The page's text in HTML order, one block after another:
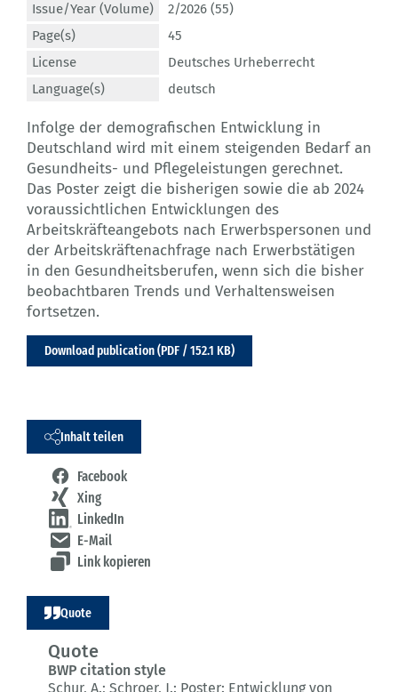
Issue/Year (Volume)
2/2026 (55)
Page(s)
45
License
Deutsches Urheberrecht
Language(s)
deutsch
Infolge der demografischen Entwicklung in
Deutschland wird mit einem steigenden Bedarf an
Gesundheits- und Pflegeleistungen gerechnet.
Das Poster zeigt die bisherigen sowie die ab 2024
voraussichtlichen Entwicklungen des
Arbeitskräfteangebots nach Erwerbspersonen und
der Arbeitskräftenachfrage nach Erwerbstätigen
in den Gesundheitsberufen, wenn sich die bisher
beobachtbaren Trends und Verhaltensweisen
fortsetzen.
Download publication (PDF / 152.1 KB)
Inhalt teilen
Facebook
Xing
LinkedIn
E-Mail
Link kopieren
Quote
Quote
BWP citation style
Schur, A.; Schroer, J.: Poster: Entwicklung von